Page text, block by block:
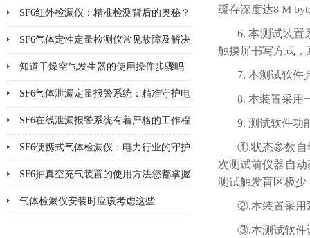
SF6红外检漏仪：精准检测背后的奥秘？
SF6气体定性定量检测仪常见故障及解决
方法大全
知道干燥空气发生器的使用操作步骤吗
SF6气体泄漏定量报警系统：精准守护电
气安全
SF6在线泄漏报警系统有着严格的工作程
序和要求
SF6便携式气体检漏仪：电力行业的守护
神
SF6抽真空充气装置的使用方法您都掌握
了吗
气体检漏仪安装时应该考虑这些
缓存深度达8 M
6. 本测试装置
触摸屏书写方式
7. 本测试软件
8. 本装置采用
9. 测试软件功
①.状态参数自
次测试前仪器自
测试触发盲区极
②.本装置采用
③.本测试软件